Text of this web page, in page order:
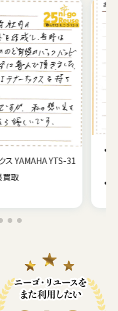
Fender JAZZ BASS
張買取